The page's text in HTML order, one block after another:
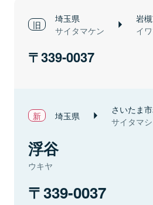
埼玉県
サイタマケン
岩
イ
339-0037
埼玉県 さいたま
サイタマ
浮谷
ウキヤ
339-0037